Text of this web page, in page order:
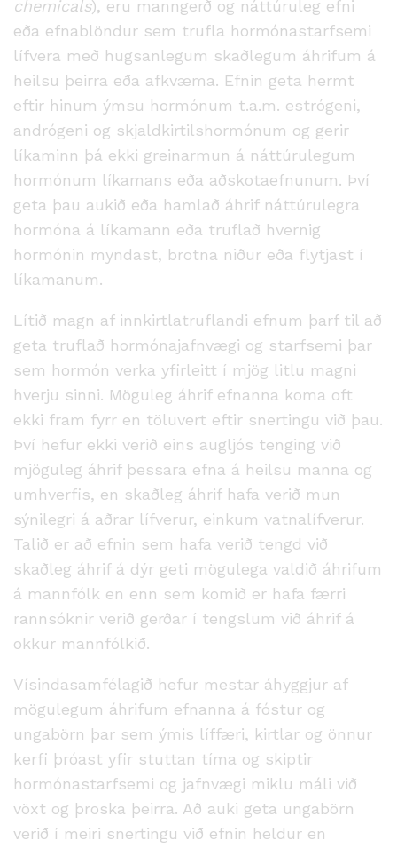
chemicals), eru manngerð og náttúruleg efni
eða efnablöndur sem trufla hormónastarfsemi
lífvera með hugsanlegum skaðlegum áhrifum á
heilsu þeirra eða afkvæma. Efnin geta hermt
eftir hinum ýmsu hormónum t.a.m. estrógeni,
andrógeni og skjaldkirtilshormónum og gerir
líkaminn þá ekki greinarmun á náttúrulegum
hormónum líkamans eða aðskotaefnunum. Því
geta þau aukið eða hamlað áhrif náttúrulegra
hormóna á líkamann eða truflað hvernig
hormónin myndast, brotna niður eða flytjast í
líkamanum.
Lítið magn af innkirtlatruflandi efnum þarf til að
geta truflað hormónajafnvægi og starfsemi þar
sem hormón verka yfirleitt í mjög litlu magni
hverju sinni. Möguleg áhrif efnanna koma oft
ekki fram fyrr en töluvert eftir snertingu við þau.
Því hefur ekki verið eins augljós tenging við
mjöguleg áhrif þessara efna á heilsu manna og
umhverfis, en skaðleg áhrif hafa verið mun
sýnilegri á aðrar lífverur, einkum vatnalífverur.
Talið er að efnin sem hafa verið tengd við
skaðleg áhrif á dýr geti mögulega valdið áhrifum
á mannfólk en enn sem komið er hafa færri
rannsóknir verið gerðar í tengslum við áhrif á
okkur mannfólkið.
Vísindasamfélagið hefur mestar áhyggjur af
mögulegum áhrifum efnanna á fóstur og
ungabörn þar sem ýmis líffæri, kirtlar og önnur
kerfi þróast yfir stuttan tíma og skiptir
hormónastarfsemi og jafnvægi miklu máli við
vöxt og þroska þeirra. Að auki geta ungabörn
verið í meiri snertingu við efnin heldur en